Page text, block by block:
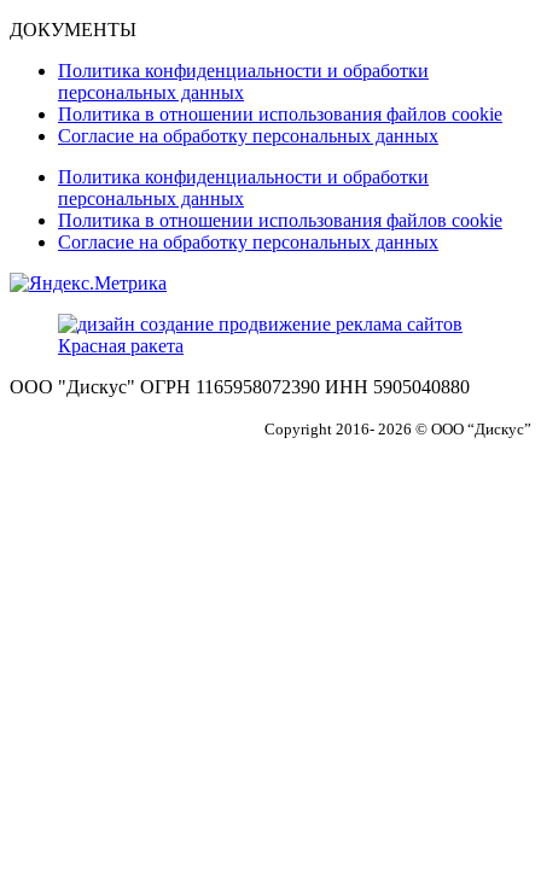
ДОКУМЕНТЫ
Политика конфиденциальности и обработки
персональных данных
Политика в отношении использования файлов cookie
Согласие на обработку персональных данных
Политика конфиденциальности и обработки
персональных данных
Политика в отношении использования файлов cookie
Согласие на обработку персональных данных
ООО "Дискус" ОГРН 1165958072390 ИНН 5905040880
Copyright 2016- 2026 © ООО “Дискус”